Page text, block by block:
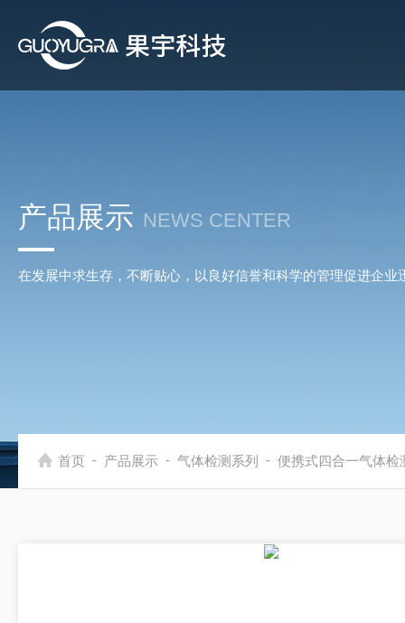
产品展示 NEWS CENTER
在发展中求生存，不断贴心，以良好信誉和科学的管理促进企业
首页 - 产品展示 - 气体检测系列 - 便携式四合一气体检